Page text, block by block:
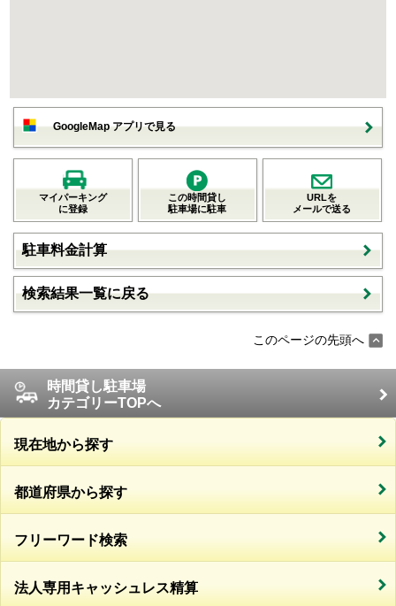
GoogleMap アプリで見る
マイパーキング
に登録
この時間貸し
駐車場に駐車
URLを
メールで送る
駐車料金計算
検索結果一覧に戻る
このページの先頭へ
時間貸し駐車場
カテゴリーTOPへ
現在地から探す
都道府県から探す
フリーワード検索
法人専用キャッシュレス精算